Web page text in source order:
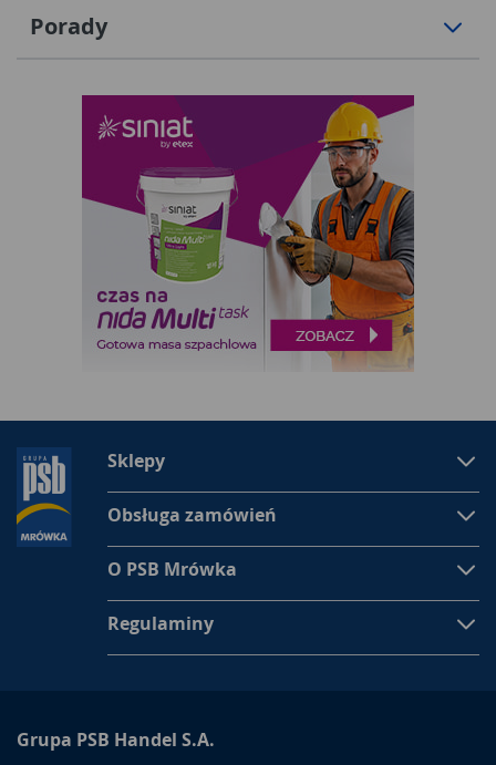
Porady
Sklepy
Obsługa zamówień
O PSB Mrówka
Regulaminy
Grupa PSB Handel S.A.